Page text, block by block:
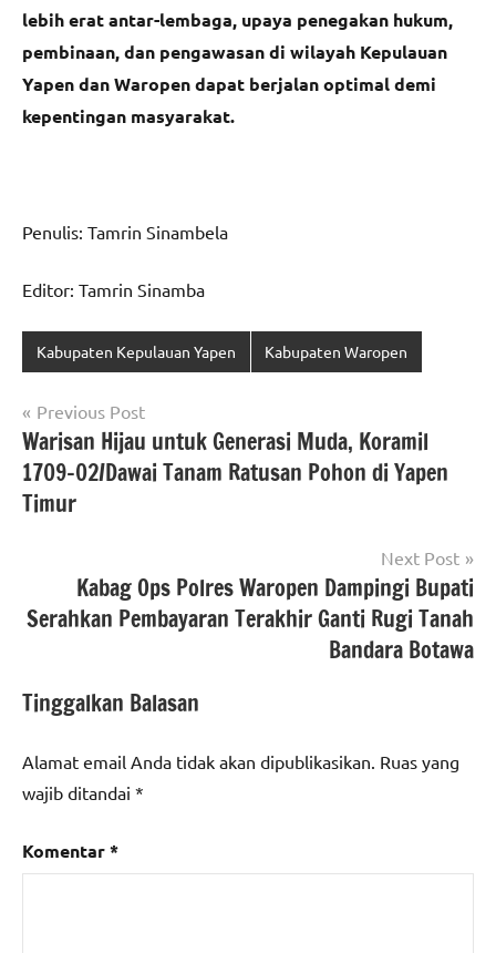
lebih erat antar-lembaga, upaya penegakan hukum,
pembinaan, dan pengawasan di wilayah Kepulauan
Yapen dan Waropen dapat berjalan optimal demi
kepentingan masyarakat.
Penulis: Tamrin Sinambela
Editor: Tamrin Sinamba
Kabupaten Kepulauan Yapen Kabupaten Waropen
Navigasi
pos
Previous Post
Warisan Hijau untuk Generasi Muda, Koramil
1709-02/Dawai Tanam Ratusan Pohon di Yapen
Timur
Next Post
Kabag Ops Polres Waropen Dampingi Bupati
Serahkan Pembayaran Terakhir Ganti Rugi Tanah
Bandara Botawa
Tinggalkan Balasan
Alamat email Anda tidak akan dipublikasikan. Ruas yang
wajib ditandai *
Komentar*